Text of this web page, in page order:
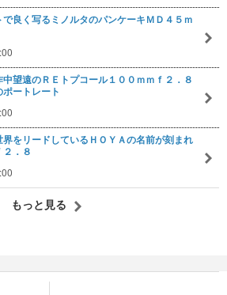
良く写るミノルタのパンケーキＭＤ４５ｍ
中望遠のＲＥトプコール１００ｍｍｆ２．８
ートレート
をリードしているＨＯＹＡの名前が刻まれ
．８
もっと見る